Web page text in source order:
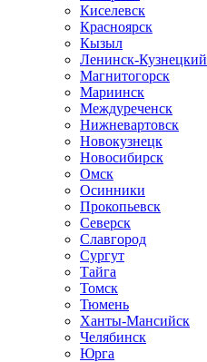
Киселевск
Красноярск
Кызыл
Ленинск-Кузнецкий
Магнитогорск
Мариинск
Междуреченск
Нижневартовск
Новокузнецк
Новосибирск
Омск
Осинники
Прокопьевск
Северск
Славгород
Сургут
Тайга
Томск
Тюмень
Ханты-Мансийск
Челябинск
Юрга